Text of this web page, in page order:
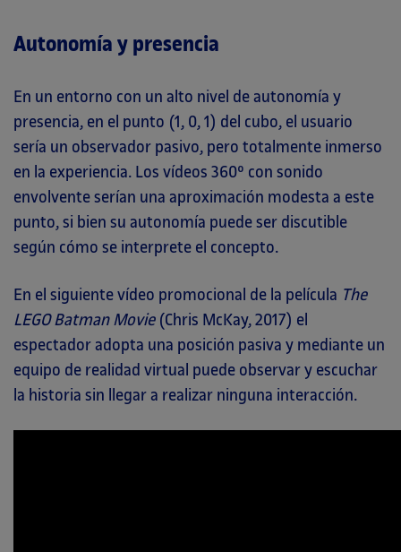
Autonomía y presencia
En un entorno con un alto nivel de autonomía y
presencia, en el punto (1, 0, 1) del cubo, el usuario
sería un observador pasivo, pero totalmente inmerso
en la experiencia. Los vídeos 360º con sonido
envolvente serían una aproximación modesta a este
punto, si bien su autonomía puede ser discutible
según cómo se interprete el concepto.
En el siguiente vídeo promocional de la película The
LEGO Batman Movie(Chris McKay, 2017) el
espectador adopta una posición pasiva y mediante un
equipo de realidad virtual puede observar y escuchar
la historia sin llegar a realizar ninguna interacción.